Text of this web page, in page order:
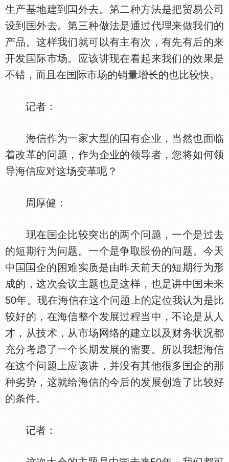
生产基地建到
外去。第二种方法是把贸易公司
设到
外去。第三种做法是通过代理来做我们的
产品。这样我们就可以有主有次，有先有后的来
开发
际市场。应该讲现在看起来我们的效果是
不错，而且在
际市场的销量增长的也比较快。
记者：
海信作为一家大型的
有企业，当然也面临
着改革的问题，作为企业的领导者，您将如何领
导海信应对这场变革呢？
周厚健：
现在
企比较突出的两个问题，一个是过去
的短期行为问题。一个是争取
份的问题。今天
中
企的困难实质是由昨天前天的短期行为形
成的，这次会议主题也是这样，也是讲中
未来
50年。现在海信在这个问题上的定位我认为是比
较好的，在海信整个发展过程当中，不论是从人
才，从技术，从市场网络的建立以及财务状况都
充分考虑了一个长期发展的需要。所以我想海信
在这个问题上应该讲，并没有其他很多
企的那
种劣势，这就给海信的今后的发展创造了比较好
的条件。
记者：